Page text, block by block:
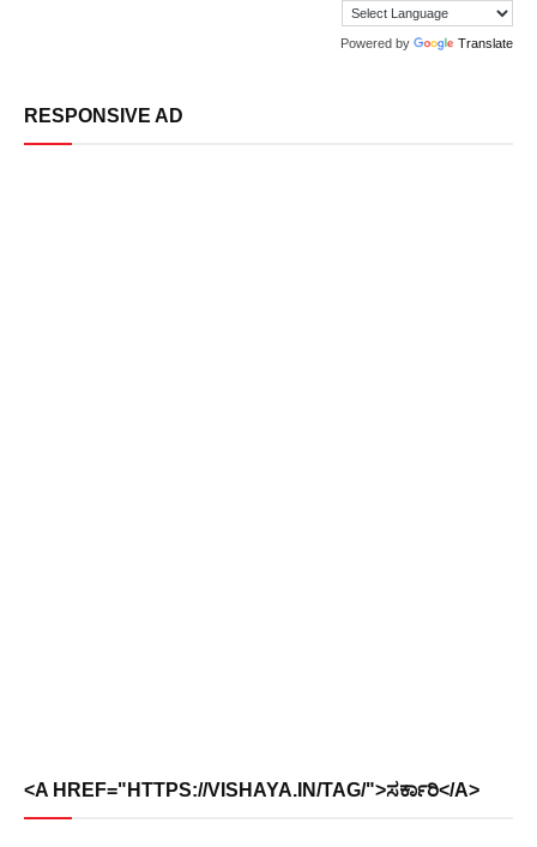
Powered by Translate
RESPONSIVE AD
<A HREF="HTTPS://VISHAYA.IN/TAG/">ಸರ್ಕಾರಿ</A>